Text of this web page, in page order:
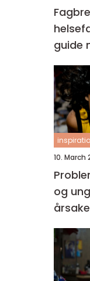
guide
10. March
og unge